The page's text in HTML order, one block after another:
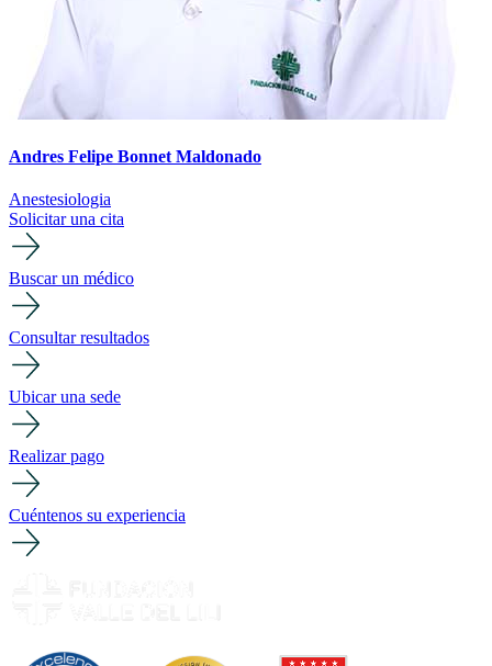
Andres Felipe Bonnet Maldonado
Anestesiologia
Solicitar una cita
Buscar un médico
Consultar resultados
Ubicar una sede
Realizar pago
Cuéntenos su experiencia